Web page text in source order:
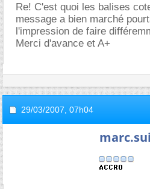
Re! C'est quoi les balises
message a bien marché
l'impression de faire
Merci d'avance et A+
29/03/2007, 07h04